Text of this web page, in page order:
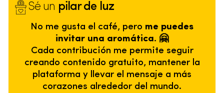
Sé un pilar de luz
No me gusta el café, pero me puedes
invitar una aromática. 🤗
Cada contribución me permite seguir
creando contenido gratuito, mantener la
plataforma y llevar el mensaje a más
corazones alrededor del mundo.